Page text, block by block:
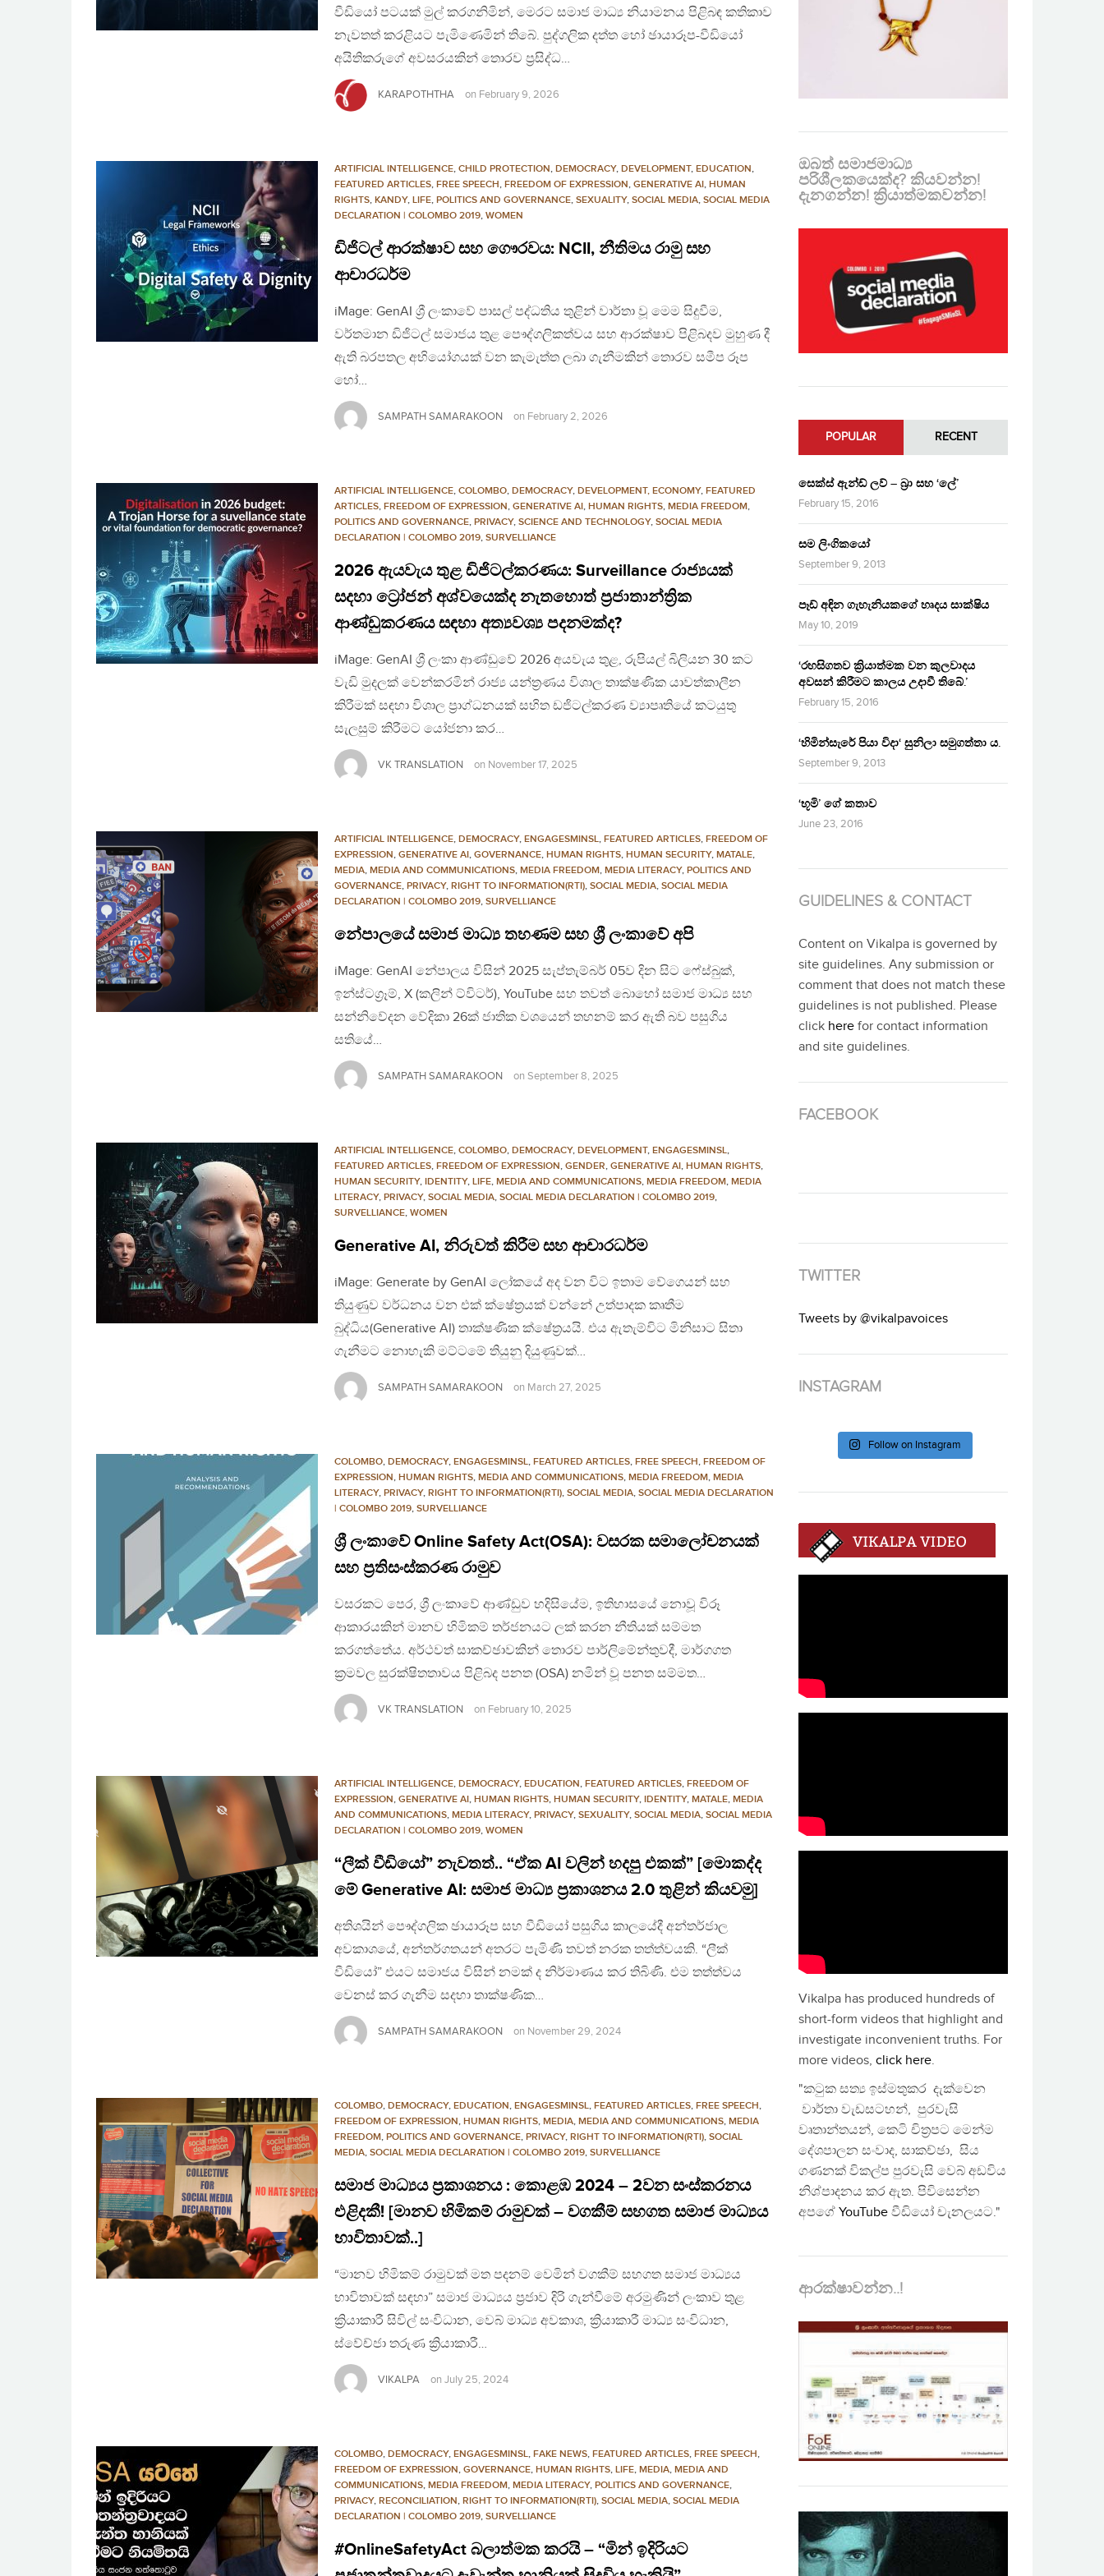
වීඩියෝ පටයක් මුල් කරගනිමින්, මෙරට සමාජ මාධ්‍ය නියාමනය පිළිබඳ කතිකාව
නැවතත් කරළියට පැමිණෙමින් තිබේ. පුද්ගලික දත්ත හෝ ඡායාරූප-වීඩියෝ
අයිතිකරුගේ අවසරයකින් තොරව ප්‍රසිද්ධ…
KARAPOTHTHA on February 9, 2026
ARTIFICIAL INTELLIGENCE, CHILD PROTECTION, DEMOCRACY, DEVELOPMENT, EDUCATION,
FEATURED ARTICLES, FREE SPEECH, FREEDOM OF EXPRESSION, GENERATIVE AI, HUMAN
RIGHTS, KANDY, LIFE, POLITICS AND GOVERNANCE, SEXUALITY, SOCIAL MEDIA, SOCIAL MEDIA
DECLARATION | COLOMBO 2019, WOMEN
ඩිජිටල් ආරක්ෂාව සහ ගෞරවය: NCII, නීතිමය රාමු සහ
ආචාරධර්ම
iMage: GenAI ශ්‍රී ලංකාවේ පාසල් පද්ධතිය තුළින් වාර්තා වූ මෙම සිදුවීම,
වර්තමාන ඩිජිටල් සමාජය තුළ පෞද්ගලිකත්වය සහ ආරක්ෂාව පිළිබදව මුහුණ දී
ඇති බරපතල අභියෝගයක් වන කැමැත්ත ලබා ගැනීමකින් තොරව සමීප රූප
හෝ…
SAMPATH SAMARAKOON on February 2, 2026
ARTIFICIAL INTELLIGENCE, COLOMBO, DEMOCRACY, DEVELOPMENT, ECONOMY, FEATURED
ARTICLES, FREEDOM OF EXPRESSION, GENERATIVE AI, HUMAN RIGHTS, MEDIA FREEDOM,
POLITICS AND GOVERNANCE, PRIVACY, SCIENCE AND TECHNOLOGY, SOCIAL MEDIA
DECLARATION | COLOMBO 2019, SURVELLIANCE
2026 ඇයවැය තුළ ඩිජිටල්කරණය: Surveillance රාජ්‍යයක්
සදහා ට්‍රෝජන් අශ්වයෙක්ද නැතහොත් ප්‍රජාතාන්ත්‍රික
ආණ්ඩුකරණය සඳහා අත්‍යවශ්‍ය පදනමක්ද?
iMage: GenAI ශ්‍රී ලංකා ආණ්ඩුවේ 2026 අයවැය තුළ, රුපියල් බිලියන 30 කට
වැඩි මුදලක් වෙන්කරමින් රාජ්‍ය යන්ත්‍රණය විශාල තාක්ෂණික යාවත්කාලීන
කිරීමක් සඳහා විශාල ප්‍රාග්ධනයක් සහිත ඩජිටල්කරණ ව්‍යාපෘතියේ කටයුතු
සැලසුම් කිරීමට යෝජනා කර…
VK TRANSLATION on November 17, 2025
ARTIFICIAL INTELLIGENCE, DEMOCRACY, ENGAGESMINSL, FEATURED ARTICLES, FREEDOM OF
EXPRESSION, GENERATIVE AI, GOVERNANCE, HUMAN RIGHTS, HUMAN SECURITY, MATALE,
MEDIA, MEDIA AND COMMUNICATIONS, MEDIA FREEDOM, MEDIA LITERACY, POLITICS AND
GOVERNANCE, PRIVACY, RIGHT TO INFORMATION(RTI), SOCIAL MEDIA, SOCIAL MEDIA
DECLARATION | COLOMBO 2019, SURVELLIANCE
නේපාලයේ සමාජ මාධ්‍ය තහණම සහ ශ්‍රී ලංකාවේ අපි
iMage: GenAI නේපාලය විසින් 2025 සැප්තැම්බර් 05ව දින සිට ෆේස්බුක්,
ඉන්ස්ටග්‍රෑම්, X (කලින් ට්විටර්), YouTube සහ තවත් බොහෝ සමාජ මාධ්‍ය සහ
සන්නිවේදන වේදිකා 26ක් ජාතික වශයෙන් තහනම් කර ඇති බව පසුගිය
සතියේ…
SAMPATH SAMARAKOON on September 8, 2025
ARTIFICIAL INTELLIGENCE, COLOMBO, DEMOCRACY, DEVELOPMENT, ENGAGESMINSL,
FEATURED ARTICLES, FREEDOM OF EXPRESSION, GENDER, GENERATIVE AI, HUMAN RIGHTS,
HUMAN SECURITY, IDENTITY, LIFE, MEDIA AND COMMUNICATIONS, MEDIA FREEDOM, MEDIA
LITERACY, PRIVACY, SOCIAL MEDIA, SOCIAL MEDIA DECLARATION | COLOMBO 2019,
SURVELLIANCE, WOMEN
Generative AI, නිරුවත් කිරීම සහ ආචාරධර්ම
iMage: Generate by GenAI ලෝකයේ අද වන විට ඉතාම වේගෙයන් සහ
තියුණුව වර්ධනය වන එක් ක්ෂේත්‍රයක් වන්නේ උත්පාදක කෘතීම
බුද්ධිය(Generative AI) තාක්ෂණික ක්ෂේත්‍රයයි. එය ඇතැම්විට මිනිසාට සිතා
ගැනීමට නොහැකි මට්ටමේ තියුනු දියුණුවක්…
SAMPATH SAMARAKOON on March 27, 2025
COLOMBO, DEMOCRACY, ENGAGESMINSL, FEATURED ARTICLES, FREE SPEECH, FREEDOM OF
EXPRESSION, HUMAN RIGHTS, MEDIA AND COMMUNICATIONS, MEDIA FREEDOM, MEDIA
LITERACY, PRIVACY, RIGHT TO INFORMATION(RTI), SOCIAL MEDIA, SOCIAL MEDIA DECLARATION
| COLOMBO 2019, SURVELLIANCE
ශ්‍රී ලංකාවේ Online Safety Act(OSA): වසරක සමාලෝචනයක්
සහ ප්‍රතිසංස්කරණ රාමුව
වසරකට පෙර, ශ්‍රී ලංකාවේ ආණ්ඩුව හදිසියේම, ඉතිහාසයේ නොවූ විරූ
ආකාරයකින් මානව හිමිකම් තර්ජනයට ලක් කරන නීතියක් සම්මත
කරගත්තේය. අර්ථවත් සාකච්ඡාවකින් තොරව පාර්ලිමේන්තුවදී, මාර්ගගත
ක්‍රමවල සුරක්ෂිතතාවය පිළිබද පනත (OSA) නමින් වූ පනත සම්මත…
VK TRANSLATION on February 10, 2025
ARTIFICIAL INTELLIGENCE, DEMOCRACY, EDUCATION, FEATURED ARTICLES, FREEDOM OF
EXPRESSION, GENERATIVE AI, HUMAN RIGHTS, HUMAN SECURITY, IDENTITY, MATALE, MEDIA
AND COMMUNICATIONS, MEDIA LITERACY, PRIVACY, SEXUALITY, SOCIAL MEDIA, SOCIAL MEDIA
DECLARATION | COLOMBO 2019, WOMEN
“ලීක් වීඩියෝ” නැවතත්.. “ඒක AI වලින් හදපු එකක්” [මොකද්ද
මේ Generative AI: සමාජ මාධ්‍ය ප්‍රකාශනය 2.0 තුළින් කියවමු]
අතිශයින් පෞද්ගලික ඡායාරූප සහ වීඩියෝ පසුගිය කාලයේදී අන්තර්ජාල
අවකාශයේ, අන්තර්ගතයන් අතරට පැමිණි තවත් නරක තත්ත්වයකි. “ලීක්
වීඩියෝ” එයට සමාජය විසින් නමක් ද නිර්මාණය කර තිබිණි. එම තත්ත්වය
වෙනස් කර ගැනීම සදහා තාක්ෂණික…
SAMPATH SAMARAKOON on November 29, 2024
COLOMBO, DEMOCRACY, EDUCATION, ENGAGESMINSL, FEATURED ARTICLES, FREE SPEECH,
FREEDOM OF EXPRESSION, HUMAN RIGHTS, MEDIA, MEDIA AND COMMUNICATIONS, MEDIA
FREEDOM, POLITICS AND GOVERNANCE, PRIVACY, RIGHT TO INFORMATION(RTI), SOCIAL
MEDIA, SOCIAL MEDIA DECLARATION | COLOMBO 2019, SURVELLIANCE
සමාජ මාධ්‍යය ප්‍රකාශනය : කොළඹ 2024 – 2වන සංස්කරනය
එළිදකී! [මානව හිමිකම් රාමුවක් – වගකීම් සහගත සමාජ මාධ්‍යය
භාවිතාවක්..]
“මානව හිමිකම් රාමුවක් මත පදනම් වෙමින් වගකීම් සහගත සමාජ මාධ්‍යය
භාවිතාවක් සඳහා” සමාජ මාධ්‍යය ප්‍රජාව දිරි ගැන්වීමේ අරමුණින් ලංකාව තුළ
ක්‍රියාකාරී සිවිල් සංවිධාන, වෙබ් මාධ්‍ය අවකාශ, ක්‍රියාකාරී මාධ්‍ය සංවිධාන,
ස්වේච්ජා තරුණ ක්‍රියාකාරී…
VIKALPA on July 25, 2024
COLOMBO, DEMOCRACY, ENGAGESMINSL, FAKE NEWS, FEATURED ARTICLES, FREE SPEECH,
FREEDOM OF EXPRESSION, GOVERNANCE, HUMAN RIGHTS, LIFE, MEDIA, MEDIA AND
COMMUNICATIONS, MEDIA FREEDOM, MEDIA LITERACY, POLITICS AND GOVERNANCE,
PRIVACY, RECONCILIATION, RIGHT TO INFORMATION(RTI), SOCIAL MEDIA, SOCIAL MEDIA
DECLARATION | COLOMBO 2019, SURVELLIANCE
#OnlineSafetyAct බලාත්මක කරයි – “මින් ඉදිරියට
ඔබත් සමාජමාධ්‍ය
පරිශීලකයෙක්ද? කියවන්න!
දැනගන්න! ක්‍රියාත්මකවන්න!
POPULAR RECENT
සෙක්ස් ඇන්ඩ් ලව් – බ්‍රා සහ ‘ලේ’
February 15, 2016
සම ලිංගිකයෝ
September 9, 2013
පෑඩ් අඳින ගැහැනියකගේ හෘදය සාක්ෂිය
May 10, 2019
‘රහසිගතව ක්‍රියාත්මක වන කුලවාදය
අවසන් කිරීමට කාලය උදාවී තිබේ.’
February 15, 2016
‘හිමින්සැරේ පියා විදා‘ සුනිලා සමුගත්තා ය.
September 9, 2013
‘භූමි’ ගේ කතාව
June 23, 2016
GUIDELINES & CONTACT
Content on Vikalpa is governed by
site guidelines. Any submission or
comment that does not match these
guidelines is not published. Please
click here for contact information
and site guidelines.
FACEBOOK
TWITTER
Tweets by @vikalpavoices
INSTAGRAM
Follow on Instagram
Vikalpa has produced hundreds of
short-form videos that highlight and
investigate inconvenient truths. For
more videos, click here.
"කටුක සත්‍ය ඉස්මතුකර දැක්වෙන
වාර්තා වැඩසටහන්, පුරවැසි
වෘතාන්තයන්, කෙටි චිත්‍රපට මෙන්ම
දේශපාලන සංවාද, සාකච්ඡා, සිය
ගණනක් විකල්ප පුරවැසි වෙබ් අඩවිය
නිශ්පාදනය කර ඇත. පිවිසෙන්න
අපගේ YouTube වීඩියෝ චැනලයට."
ආරක්ෂාවන්න..!